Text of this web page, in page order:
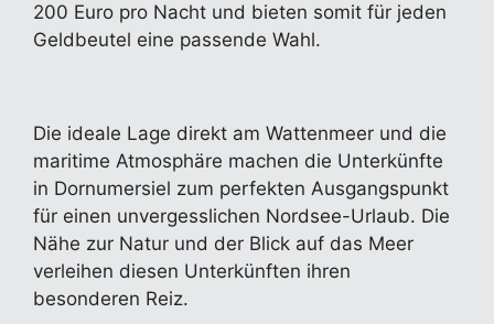
200 Euro pro Nacht und bieten somit für jeden
Geldbeutel eine passende Wahl.
Die ideale Lage direkt am Wattenmeer und die
maritime Atmosphäre machen die Unterkünfte
in Dornumersiel zum perfekten Ausgangspunkt
für einen unvergesslichen Nordsee-Urlaub. Die
Nähe zur Natur und der Blick auf das Meer
verleihen diesen Unterkünften ihren
besonderen Reiz.